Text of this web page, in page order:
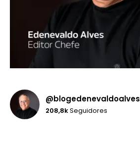
@blogedenevaldoalves
208,8kSeguidores